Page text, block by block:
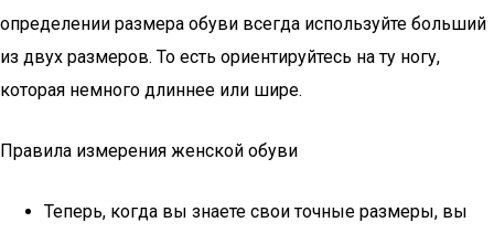
определении размера обуви всегда используйте больший
из двух размеров. То есть ориентируйтесь на ту ногу,
которая немного длиннее или шире.
Правила измерения женской обуви
Теперь, когда вы знаете свои точные размеры, вы